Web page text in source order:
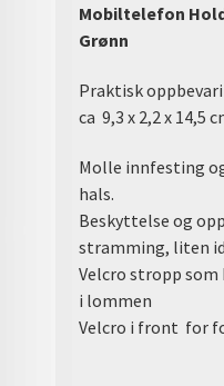
Mobiltelefon
Grønn
Praktisk
ca 9,3 x 2,2 x 14,5
Molle innfesting
hals.
Beskyttelse og
stramming, liten
Velcro stropp
i lommen
Velcro i front for